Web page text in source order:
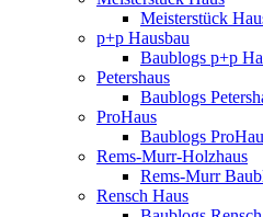
Meisterstück
p+p Hausbau
Baublogs p+p
Petershaus
Baublogs
ProHaus
Baublogs
Rems-Murr-Holzhaus
Rems-Murr
Rensch Haus